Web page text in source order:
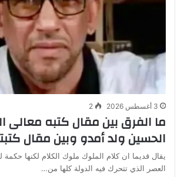
3 أغسطس 2026 2
ما الفرق بين مقال كتبه معالى
الحسين ولد أمدو وبين مقال
يقال قديما ان كلام الملوك ملوك الكلام لكنها حكمة
العصر الذي تتحرك فيه الدولة كلها من…